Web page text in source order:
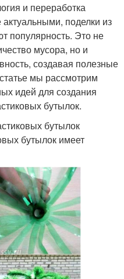
и переработка
поделки из
популярность. Это не
мусора, но и
создавая полезные
мы рассмотрим
идей для создания
бутылок.
бутылок
бутылок имеет